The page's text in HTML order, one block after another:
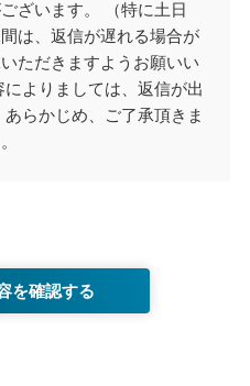
ざいます。 （特に土日
は、返信が遅れる場合が
ただきますようお願いい
よりましては、返信が出
らかじめ、ご了承頂きま